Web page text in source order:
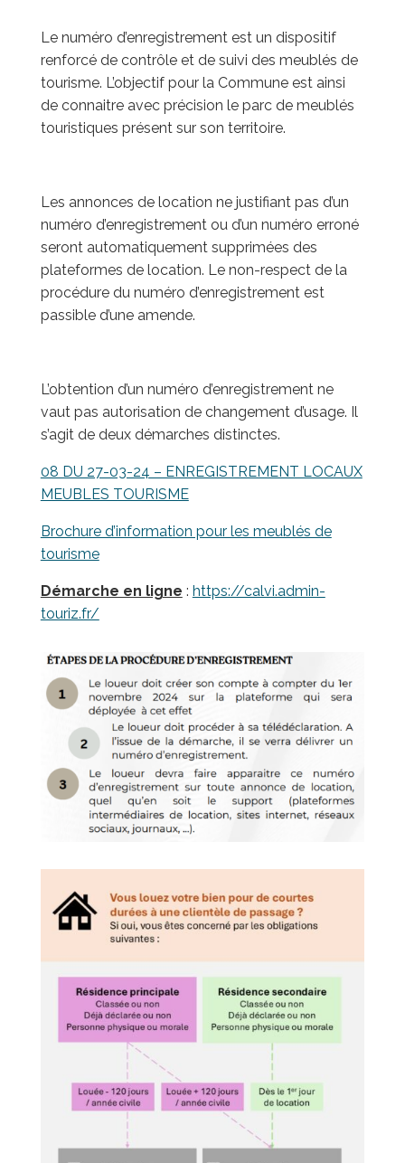
Le numéro d’enregistrement est un dispositif
renforcé de contrôle et de suivi des meublés de
tourisme. L’objectif pour la Commune est ainsi
de connaitre avec précision le parc de meublés
touristiques présent sur son territoire.
Les annonces de location ne justifiant pas d’un
numéro d’enregistrement ou d’un numéro erroné
seront automatiquement supprimées des
plateformes de location. Le non-respect de la
procédure du numéro d’enregistrement est
passible d’une amende.
L’obtention d’un numéro d’enregistrement ne
vaut pas autorisation de changement d’usage. Il
s’agit de deux démarches distinctes.
08 DU 27-03-24 – ENREGISTREMENT LOCAUX
MEUBLES TOURISME
Brochure d’information pour les meublés de
tourisme
Démarche en ligne : https://calvi.admin-
touriz.fr/